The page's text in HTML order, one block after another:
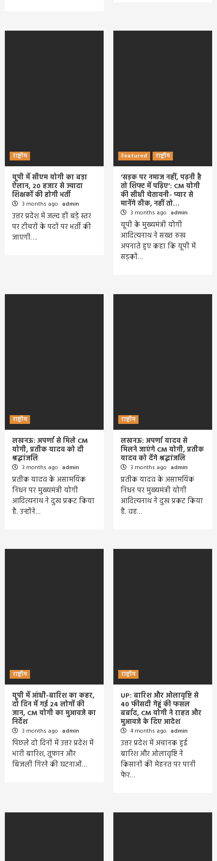
राष्ट्रीय
यूपी में सीएम योगी का बड़ा
ऐलान, 20 हजार से ज्यादा
शिक्षकों की होगी भर्ती
3 months ago admin
उत्तर प्रदेश में जल्द ही बड़े स्तर
पर टीचरों के पदों पर भर्ती की
जाएगी….
Featured राष्ट्रीय
‘सड़क पर नमाज नहीं, पढ़नी है
तो शिफ्ट में पढ़िए’: CM योगी
की सीधी चेतावनी- प्यार से
मानेंगे ठीक, नहीं तो…
3 months ago admin
यूपी के मुख्यमंत्री योगी
आदित्यनाथ ने सख्त रुख
अपनाते हुए कहा कि यूपी में
सड़कों…
राष्ट्रीय
लखनऊ: अपर्णा से मिले CM
योगी, प्रतीक यादव को दी
श्रद्धांजलि
3 months ago admin
प्रतीक यादव के असामयिक
निधन पर मुख्यमंत्री योगी
आदित्यनाथ ने दुख प्रकट किया
है. उन्होंने…
राष्ट्रीय
लखनऊ: अपर्णा यादव से
मिलने जाएंगे CM योगी, प्रतीक
यादव को देंगे श्रद्धांजलि
3 months ago admin
प्रतीक यादव के असामयिक
निधन पर मुख्यमंत्री योगी
आदित्यनाथ ने दुख प्रकट किया
है. वह…
राष्ट्रीय
यूपी में आंधी-बारिश का कहर,
दो दिन में गई 24 लोगों की
जान, CM योगी का मुआवजे का
निर्देश
3 months ago admin
पिछले दो दिनों में उत्तर प्रदेश में
भारी बारिश, तूफान और
बिजली गिरने की घटनाओं…
राष्ट्रीय
UP: बारिश और ओलावृष्टि से
40 फीसदी गेहूं की फसल
बर्बाद, CM योगी ने राहत और
मुआवजे के दिए आदेश
4 months ago admin
उत्तर प्रदेश में अचानक हुई
बारिश और ओलावृष्टि ने
किसानों की मेहनत पर पानी
फेर…